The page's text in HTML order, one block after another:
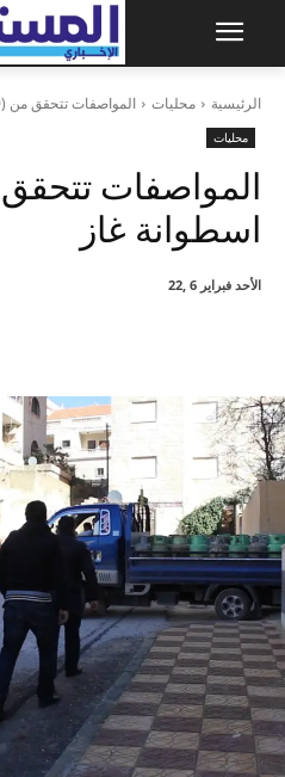
الرئيسية محليات المواصفات تتحقق من (1100) اسطوانة غاز
محليات
اسطوانة غاز
الأحد فبراير 6 ,22